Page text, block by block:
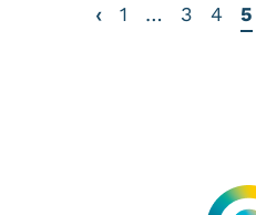
‹ 1 … 3 4 5